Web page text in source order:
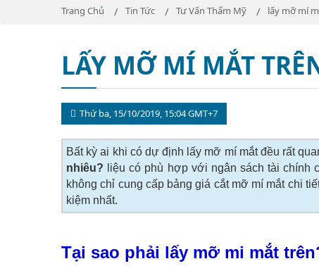
Trang Chủ Tin Tức Tư Vấn Thẩm Mỹ lấy mỡ mí
LẤY MỠ MÍ MẮT
Thứ ba, 15/10/2019, 15:04 GMT+7
Bất kỳ ai khi có dự định lấy mỡ mí mắt đều rất
nhiêu? liệu có phù hợp với ngân sách tài chính
không chỉ cung cấp bảng giá cắt mỡ mí mắt chi
kiệm nhất.
Tại sao phải lấy mỡ mi mắt